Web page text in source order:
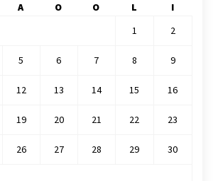
A O O L
I
1
2
5 6 7 8 9
12 13 14 15 16
19 20 21 22 23
26 27 28 29 30